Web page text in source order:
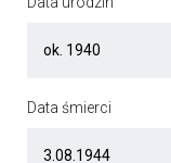
Data śmierci